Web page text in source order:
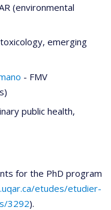
(environmental
emerging
- FMV
public health,
for the PhD program
etudes/etudier-
3292).